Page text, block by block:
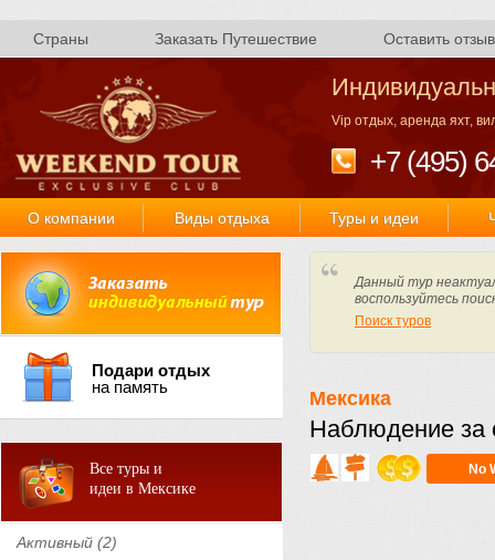
Страны Заказать Путешествие Оставить отзыв
Vip отдых, аренда яхт,
+7 (495)
О компании Виды отдыха Туры и идеи
Подари отдых
на память
Все туры и
идеи в Мексике
Активный (2)
Данный тур
воспользуйтесь
Поиск туров
Мексика
Наблюдение за
No